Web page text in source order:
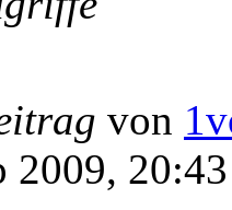
von
2009, 20:43